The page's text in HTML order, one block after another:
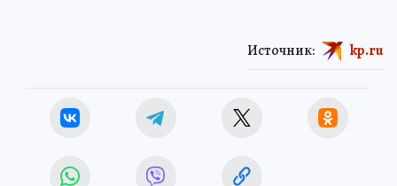
Источник: kp.ru